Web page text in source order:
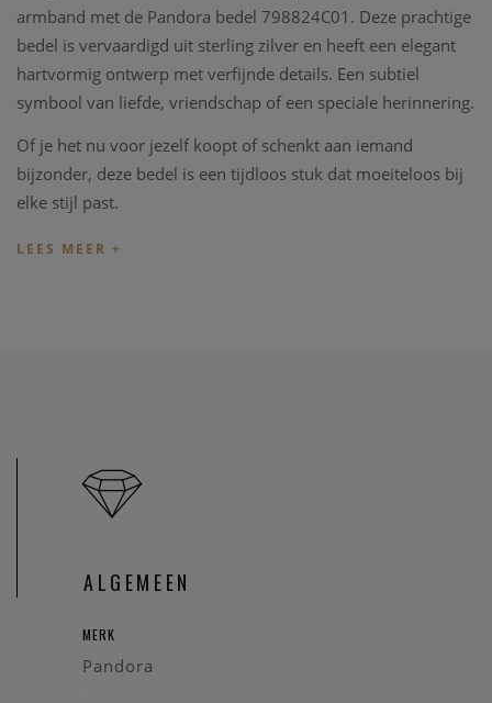
armband met de Pandora bedel 798824C01. Deze prachtige
bedel is vervaardigd uit sterling zilver en heeft een elegant
hartvormig ontwerp met verfijnde details. Een subtiel
symbool van liefde, vriendschap of een speciale herinnering.
Of je het nu voor jezelf koopt of schenkt aan iemand
bijzonder, deze bedel is een tijdloos stuk dat moeiteloos bij
elke stijl past.
ALGEMEEN
MERK
Pandora